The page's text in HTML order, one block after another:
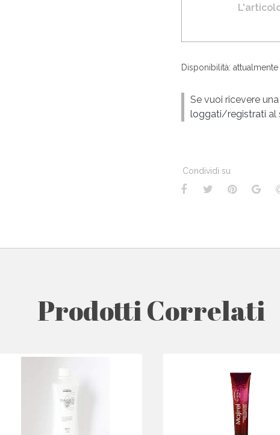
Disponibilità:
Se vuoi ricevere
loggati/registrati al
Condividi su
Prodotti Correlati